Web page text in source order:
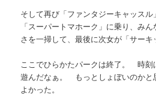
そして再び「ファンタジーキャッス
「スーパートマホーク」に乗り、み
さを一掃して、最後に次女が「サーキ
ここでひらかたパークは終了。 時
遊んだなぁ。 もっとしょぼいのかと
よかった。